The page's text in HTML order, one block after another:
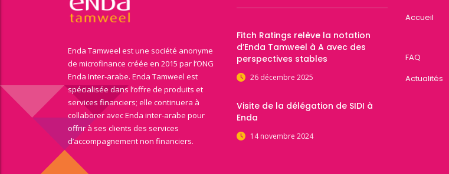
Enda Tamweel est une société anonyme
de microfinance créée en 2015 par l’ONG
Enda Inter-arabe. Enda Tamweel est
spécialisée dans l’offre de produits et
services financiers; elle continuera à
collaborer avec Enda inter-arabe pour
offrir à ses clients des services
d’accompagnement non financiers.
Fitch Ratings relève la notation
d’Enda Tamweel à A avec des
perspectives stables
26 décembre 2025
Visite de la délégation de SIDI à
Enda
14 novembre 2024
Accueil
FAQ
Actualités